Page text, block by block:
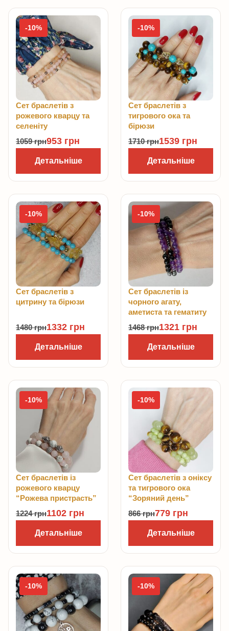
-10%
Сет браслетів з
рожевого кварцу та
селеніту
1059грн953 грн
Детальніше
-10%
Сет браслетів з
тигрового ока та
бірюзи
1710грн1539 грн
Детальніше
-10%
Сет браслетів з
цитрину та бірюзи
1480грн1332 грн
Детальніше
-10%
Сет браслетів із
чорного агату,
аметиста та гематиту
1468грн1321 грн
Детальніше
-10%
Сет браслетів із
рожевого кварцу
“Рожева пристрасть”
1224грн1102 грн
Детальніше
-10%
Сет браслетів з оніксу
та тигрового ока
“Зоряний день”
866грн779 грн
Детальніше
-10% -10%